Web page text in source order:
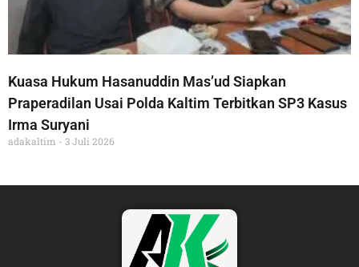
Kuasa Hukum Hasanuddin Mas’ud Siapkan
Praperadilan Usai Polda Kaltim Terbitkan SP3 Kasus
Irma Suryani
adakaltim 3 Juli 2026